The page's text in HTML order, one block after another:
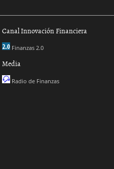
Canal Innovación Financiera
Finanzas 2.0
Media
Radio de Finanzas